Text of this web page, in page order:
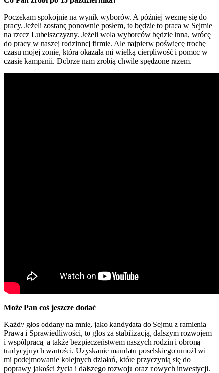
Poczekam spokojnie na wynik wyborów. A później wezmę się do
pracy. Jeżeli zostanę ponownie posłem, to będzie to praca w Sejmie
na rzecz Lubelszczyzny. Jeżeli wola wyborców będzie inna, wrócę
do pracy w naszej rodzinnej firmie. Ale najpierw poświęcę trochę
czasu mojej żonie, która okazała mi wielką cierpliwość i pomoc w
czasie kampanii. Dobrze nam zrobią chwile spędzone razem.
Może Pan coś jeszcze dodać
Każdy głos oddany na mnie, jako kandydata do Sejmu z ramienia
Prawa i Sprawiedliwości, to głos za stabilizacją, dalszym rozwojem
i współpracą, a także bezpieczeństwem naszych rodzin i obroną
tradycyjnych wartości. Uzyskanie mandatu poselskiego umożliwi
mi podejmowanie kolejnych działań, które przyczynią się do
poprawy jakości życia i dalszego rozwoju oraz nowych inwestycji.